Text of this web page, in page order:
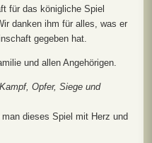
für das königliche Spiel
danken ihm für alles, was er
gegeben hat.
und allen Angehörigen.
Opfer, Siege und
dieses Spiel mit Herz und